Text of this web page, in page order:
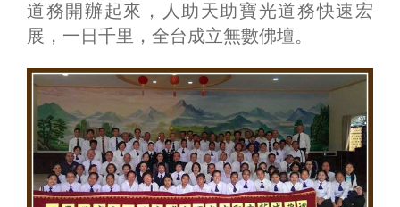
道務開辦起來，人助天助寶光道務快速宏
展，一日千里，全台成立無數佛壇。